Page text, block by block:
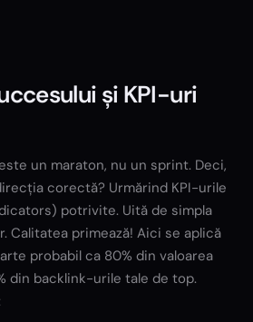
și KPI-uri
un maraton, nu un sprint. Deci,
corectă? Urmărind KPI-urile
potrivite. Uită de simpla
Calitatea primează! Aici se aplică
probabil ca 80% din valoarea
din backlink-urile tale de top.